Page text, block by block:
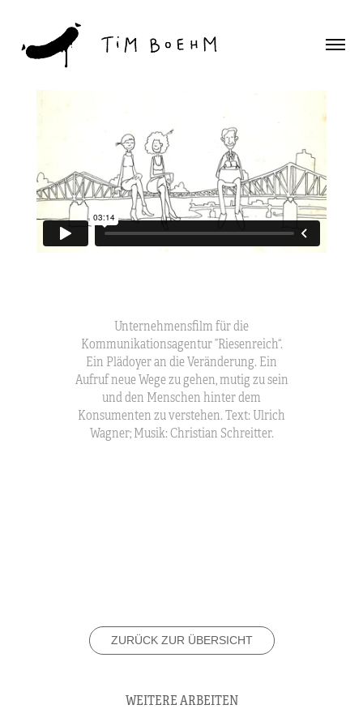
Unternehmensfilm für die
Kommunikationsagentur ”Riesenreich“.
Ein Plädoyer an die Veränderung. Ein
Aufruf neue Wege zu gehen, mutig zu sein
und den Menschen hinter dem
Konsumenten zu verstehen. Text: Ulrich
Wagner; Musik: Christian Schreitter.
ZURÜCK ZUR ÜBERSICHT
WEITERE ARBEITEN